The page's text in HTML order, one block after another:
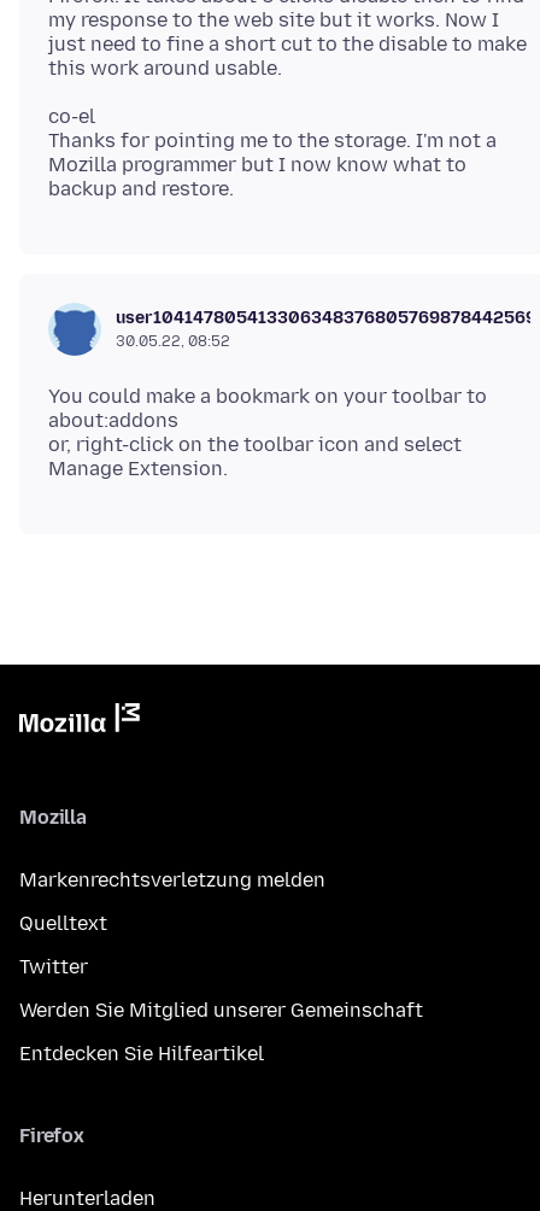
my response to the web site but it works. Now I
just need to fine a short cut to the disable to make
co-el
Thanks for pointing me to the storage. I'm not a
Mozilla programmer but I now know what to
30.05.22, 08:52
You could make a bookmark on your toolbar to
about:addons
or, right-click on the toolbar icon and select
Mozilla
Markenrechtsverletzung melden
Quelltext
Twitter
Werden Sie Mitglied unserer Gemeinschaft
Entdecken Sie Hilfeartikel
Firefox
Herunterladen